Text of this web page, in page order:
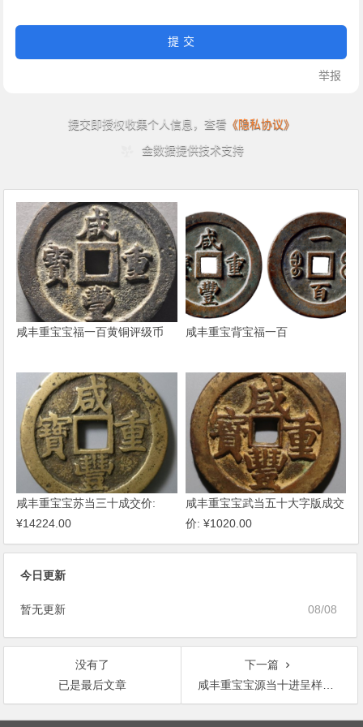
咸丰重宝宝福一百黄铜评级币 咸丰重宝背宝福一百
咸丰重宝宝苏当三十成交价:
¥14224.00
咸丰重宝宝武当五十大字版成交
价: ¥1020.00
今日更新
08/08
暂无更新
没有了
已是最后文章
下一篇
咸丰重宝宝源当十进呈样钱图片价格
文